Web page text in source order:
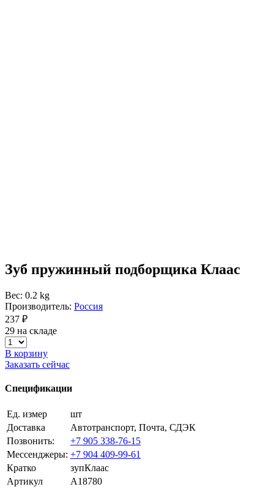
Зуб пружинный подборщика Клаас
Вес: 0.2 kg
Производитель: Россия
237 ₽
29 на складе
В корзину
Заказать сейчас
Спецификации
Ед. измер
шт
Доставка
Автотранспорт, Почта, СДЭК
Позвонить:
+7 905 338-76-15
Мессенджеры: +7 904 409-99-61
Кратко
зупКлаас
Артикул
A18780